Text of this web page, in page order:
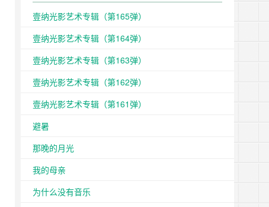
壹纳光影艺术专辑（第165弹）
壹纳光影艺术专辑（第164弹）
壹纳光影艺术专辑（第163弹）
壹纳光影艺术专辑（第162弹）
壹纳光影艺术专辑（第161弹）
避暑
那晚的月光
我的母亲
为什么没有音乐